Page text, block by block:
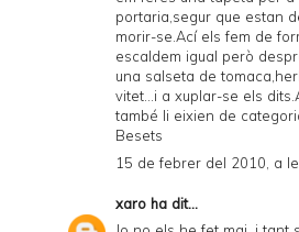
portaria,segur que estan
morir-se.Ací els fem de
escaldem igual però
una salseta de
vitet...i a xuplar-se els
també li eixien de
Besets
15 de febrer del 2010, a
xaro ha dit...